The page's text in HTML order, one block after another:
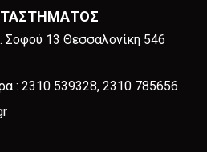
Σοφού 13 Θεσσαλονίκη 546
: 2310 539328, 2310 785656